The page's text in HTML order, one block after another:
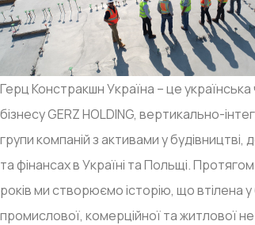
Герц Констракшн Україна – це українська
бізнесу GERZ HOLDING, вертикально-
групи компаній з активами у будівництві,
та фінансах в Україні та Польщі.
років ми створюємо історію, що втілена у
промислової, комерційної та житлової